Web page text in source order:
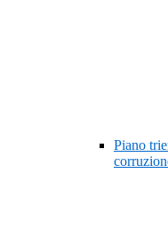
Piano